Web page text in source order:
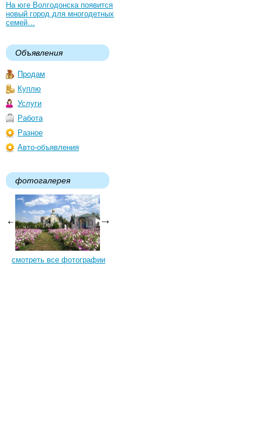
На юге Волгодонска появится
новый город для многодетных
семей…
Объявления
Продам
Куплю
Услуги
Работа
Разное
Авто-объявления
фотогалерея
смотреть все фотографии